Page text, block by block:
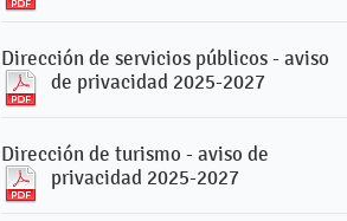
Dirección de servicios públicos - aviso
de privacidad 2025-2027
Dirección de turismo - aviso de
privacidad 2025-2027